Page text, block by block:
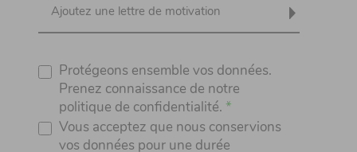
Ajoutez une lettre de motivation
Protégeons ensemble vos données.
Prenez connaissance de notre
politique de confidentialité.
Vous acceptez que nous conservions
vos données pour une durée